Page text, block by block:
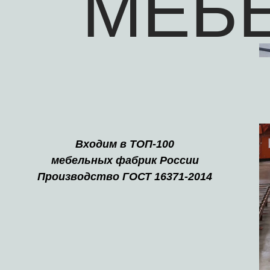
Входим в ТОП-100
мебельных фабрик России
Производство ГОСТ 16371-2014